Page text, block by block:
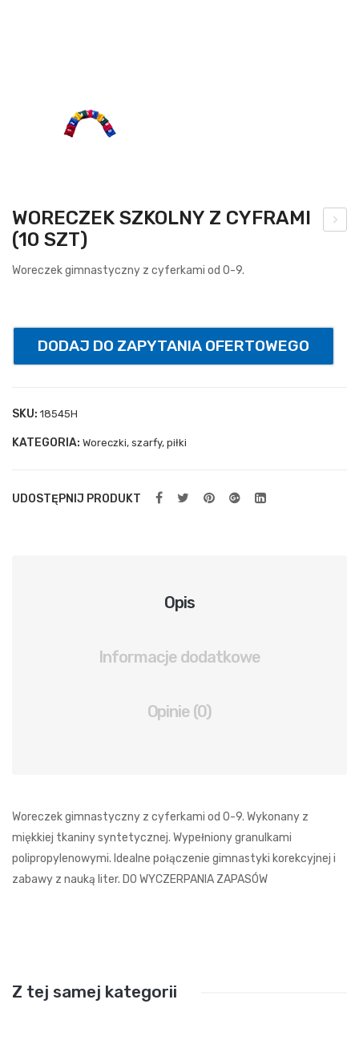
za
WORECZEK SZKOLNY Z CYFRAMI
(10 SZT)
Woreczek gimnastyczny z cyferkami od 0-9.
DODAJ DO ZAPYTANIA OFERTOWEGO
SKU: 18545H
KATEGORIA: Woreczki, szarfy, piłki
UDOSTĘPNIJ PRODUKT
Opis
Informacje dodatkowe
Opinie (0)
Woreczek gimnastyczny z cyferkami od 0-9. Wykonany z
miękkiej tkaniny syntetycznej. Wypełniony granulkami
polipropylenowymi. Idealne połączenie gimnastyki korekcyjnej i
zabawy z nauką liter. DO WYCZERPANIA ZAPASÓW
Z tej samej kategorii